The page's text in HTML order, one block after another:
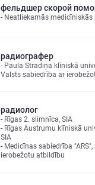
фельдшер скорой
Neatliekamās
радиографер
Paula Stradiņa klīniskā
Valsts sabiedrība ar
радиолог
Rīgas 2. slimnīca, SIA
Rīgas Austrumu klīniskā
SIA
Medicīnas sabiedrība
ierobežotu atbildību